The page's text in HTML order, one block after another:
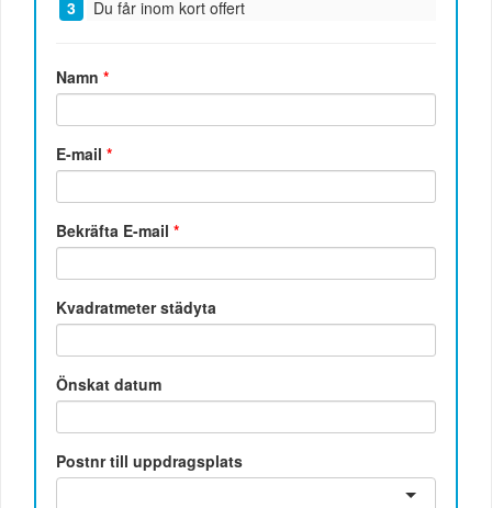
Du får inom kort offert
Namn*
E-mail*
Bekräfta E-mail*
Kvadratmeter städyta
Önskat datum
Postnr till uppdragsplats